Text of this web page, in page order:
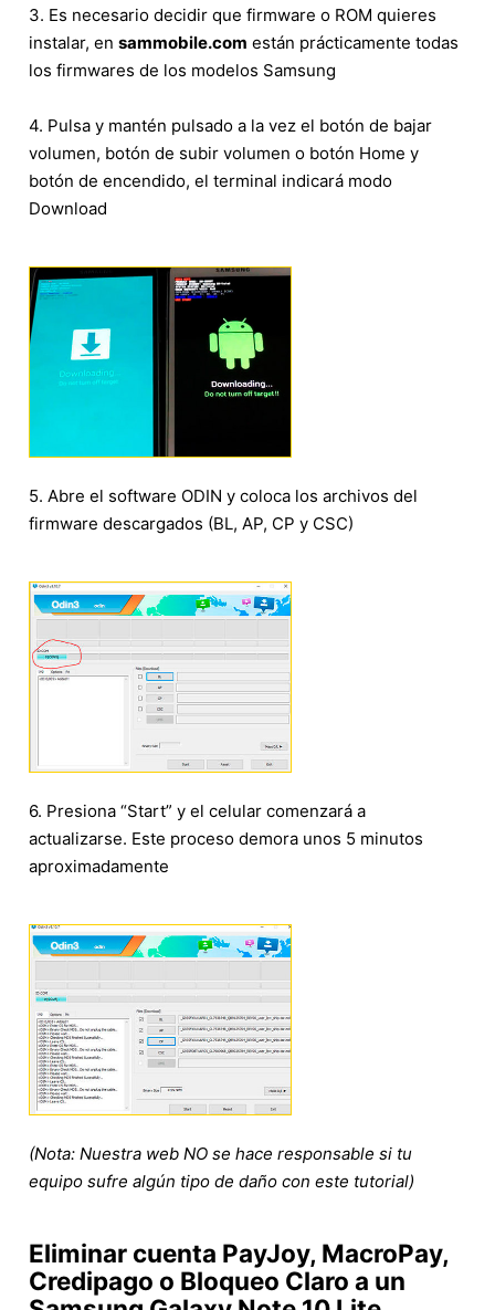
3. Es necesario decidir que firmware o ROM quieres
instalar, en sammobile.com están prácticamente todas
los firmwares de los modelos Samsung
4. Pulsa y mantén pulsado a la vez el botón de bajar
volumen, botón de subir volumen o botón Home y
botón de encendido, el terminal indicará modo
Download
5. Abre el software ODIN y coloca los archivos del
firmware descargados (BL, AP, CP y CSC)
6. Presiona “Start” y el celular comenzará a
actualizarse. Este proceso demora unos 5 minutos
aproximadamente
(Nota: Nuestra web NO se hace responsable si tu
equipo sufre algún tipo de daño con este tutorial)
Eliminar cuenta PayJoy, MacroPay,
Credipago o Bloqueo Claro a un